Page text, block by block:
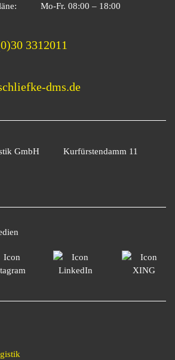
Mo-Fr. 08:00 – 18:00
3312011
dms.de
GmbH Kurfürstendamm 11